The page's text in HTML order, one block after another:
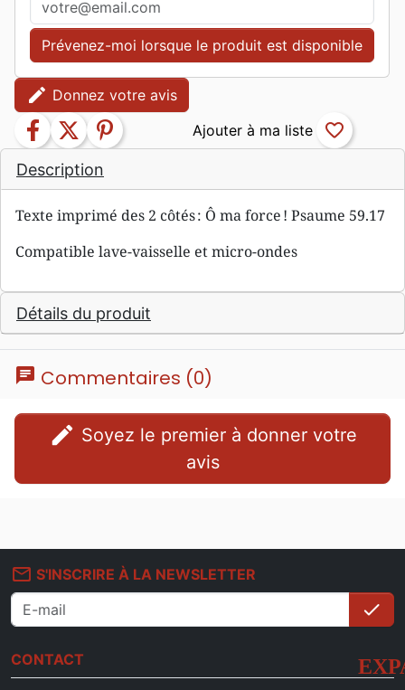
Description
Texte imprimé des 2 côtés : Ô ma force ! Psaume 59.17
Compatible lave-vaisselle et micro-ondes
Détails du produit
Prévenez-moi lorsque le produit est disponible
edit Donnez votre avis
facebook twitter pinterest favorite_border
chat Commentaires (0)
edit
avis
mail_outline S'INSCRIRE À LA NEWSLETTER
check
CONTACT